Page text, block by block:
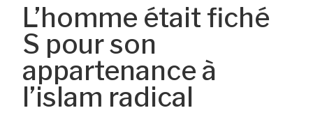
L’homme était fiché
S pour son
appartenance à
l’islam radical